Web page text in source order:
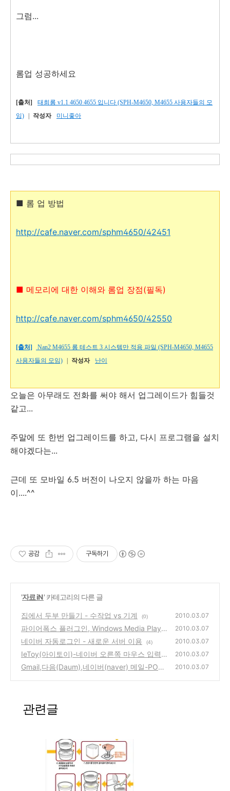
그럼...
롬업 성공하세요
[출처]
태희롬 v1.1 4650 4655 입니다 (SPH-M4650, M4655 사용자들의 모
임)
작성자 미니좋아
■ 롬 업 방법
http://cafe.naver.com/sphm4650/42451
■ 메모리에 대한 이해와 롬업 장점(필독)
http://cafe.naver.com/sphm4650/42550
[출처]
Nan2 M4655 롬 테스트 3 시스템만 적용 파일 (SPH-M4650, M4655
사용자들의 모임)
작성자 난이
오늘은 아무래도 전화를 써야 해서 업그레이드가 힘들것
같고...
주말에 또 한번 업그레이드를 하고, 다시 프로그램을 설치
해야겠다는...
근데 또 모바일 6.5 버전이 나오지 않을까 하는 마음
이....^^
공감 구독하기
'자료 iN' 카테고리의 다른 글
집에서 두부 만들기 - 수작업 vs 기계 (0) 2010.03.07
파이어폭스 플러그인, Windows Media Player
for Firefox Plugin 설치하는 방법
(2)
2010.03.07
네이버 자동로그인 - 새로운 서버 이용 (4) 2010.03.07
IeToy(아이토이)-네이버 오른쪽 마우스 입력
제한(불펌 방지) 해제하는 방법
(2)
2010.03.07
Gmail,다음(Daum),네이버(naver) 메일-POP
2010.03.07
관련글